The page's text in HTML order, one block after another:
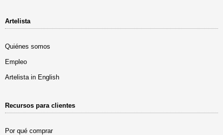
Artelista
Quiénes somos
Empleo
Artelista in English
Recursos para clientes
Por qué comprar